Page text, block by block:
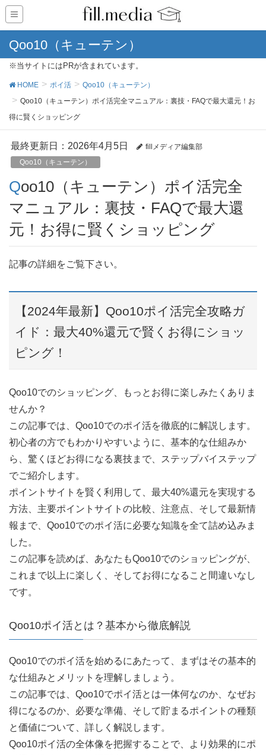
Qoo10（キューテン）
※当サイトにはPRが含まれています。
HOME ポイ活
Qoo10（キューテン）
Qoo10（キューテン）ポイ活完全マニュアル：裏技・FAQで最大還元！お
得に賢くショッピング
最終更新日：2026年4月5日
fillメディア編集部
Qoo10（キューテン）
Qoo10（キューテン）ポイ活完全
マニュアル：裏技・FAQで最大還
元！お得に賢くショッピング
記事の詳細をご覧下さい。
【2024年最新】Qoo10ポイ活完全攻略ガ
イド：最大40%還元で賢くお得にショッ
ピング！
Qoo10でのショッピング、もっとお得に楽しみたくありま
せんか？
この記事では、Qoo10でのポイ活を徹底的に解説します。
初心者の方でもわかりやすいように、基本的な仕組みか
ら、驚くほどお得になる裏技まで、ステップバイステップ
でご紹介します。
ポイントサイトを賢く利用して、最大40%還元を実現する
方法、主要ポイントサイトの比較、注意点、そして最新情
報まで、Qoo10でのポイ活に必要な知識を全て詰め込みま
した。
この記事を読めば、あなたもQoo10でのショッピングが、
これまで以上に楽しく、そしてお得になること間違いなし
です。
Qoo10ポイ活とは？基本から徹底解説
Qoo10でのポイ活を始めるにあたって、まずはその基本的
な仕組みとメリットを理解しましょう。
この記事では、Qoo10でポイ活とは一体何なのか、なぜお
得になるのか、必要な準備、そして貯まるポイントの種類
と価値について、詳しく解説します。
Qoo10ポイ活の全体像を把握することで、より効果的にポ